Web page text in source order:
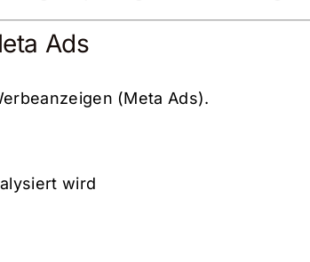
Ads
(Meta Ads).
wird